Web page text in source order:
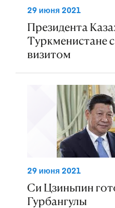
29 июня 2021
Президента
Туркменистане
визитом
29 июня 2021
Си Цзиньпин
Гурбангулы